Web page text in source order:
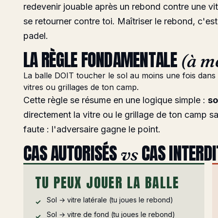
redevenir jouable après un rebond contre une
se retourner contre toi. Maîtriser le rebond,
padel.
LA RÈGLE FONDAMENTALE (à
La balle DOIT toucher le sol au moins une fois
vitres ou grillages de ton camp.
Cette règle se résume en une logique simple :
directement la vitre ou le grillage de ton camp
faute : l'adversaire gagne le point.
CAS AUTORISÉS vsCAS
TU PEUX JOUER LA BALLE
Sol → vitre latérale (tu joues le rebond)
Sol → vitre de fond (tu joues le rebond)